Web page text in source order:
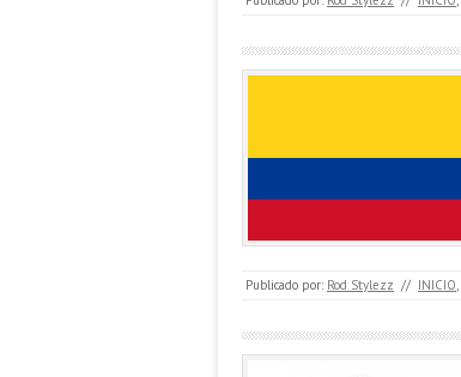
Publicado por: Rod Stylezz // INICIO,